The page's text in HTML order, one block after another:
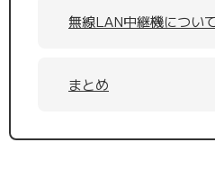
無線LAN中継機につい
まとめ